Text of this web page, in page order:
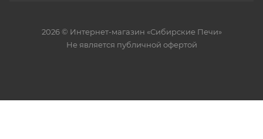
2026 © Интернет-магазин «Сибирские Печи»
Не является публичной офертой